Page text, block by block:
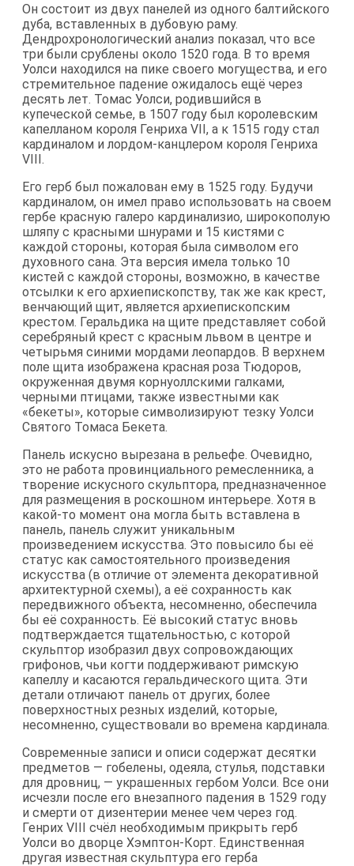
Он состоит из двух панелей из одного балтийского
дуба, вставленных в дубовую раму.
Дендрохронологический анализ показал, что все
три были срублены около 1520 года. В то время
Уолси находился на пике своего могущества, и его
стремительное падение ожидалось ещё через
десять лет. Томас Уолси, родившийся в
купеческой семье, в 1507 году был королевским
капелланом короля Генриха VII, а к 1515 году стал
кардиналом и лордом-канцлером короля Генриха
VIII.
Его герб был пожалован ему в 1525 году. Будучи
кардиналом, он имел право использовать на своем
гербе красную галеро кардинализио, широкополую
шляпу с красными шнурами и 15 кистями с
каждой стороны, которая была символом его
духовного сана. Эта версия имела только 10
кистей с каждой стороны, возможно, в качестве
отсылки к его архиепископству, так же как крест,
венчающий щит, является архиепископским
крестом. Геральдика на щите представляет собой
серебряный крест с красным львом в центре и
четырьмя синими мордами леопардов. В верхнем
поле щита изображена красная роза Тюдоров,
окруженная двумя корнуоллскими галками,
черными птицами, также известными как
«бекеты», которые символизируют тезку Уолси
Святого Томаса Бекета.
Панель искусно вырезана в рельефе. Очевидно,
это не работа провинциального ремесленника, а
творение искусного скульптора, предназначенное
для размещения в роскошном интерьере. Хотя в
какой-то момент она могла быть вставлена в
панель, панель служит уникальным
произведением искусства. Это повысило бы её
статус как самостоятельного произведения
искусства (в отличие от элемента декоративной
архитектурной схемы), а её сохранность как
передвижного объекта, несомненно, обеспечила
бы её сохранность. Её высокий статус вновь
подтверждается тщательностью, с которой
скульптор изобразил двух сопровождающих
грифонов, чьи когти поддерживают римскую
капеллу и касаются геральдического щита. Эти
детали отличают панель от других, более
поверхностных резных изделий, которые,
несомненно, существовали во времена кардинала.
Современные записи и описи содержат десятки
предметов — гобелены, одеяла, стулья, подставки
для дровниц, — украшенных гербом Уолси. Все они
исчезли после его внезапного падения в 1529 году
и смерти от дизентерии менее чем через год.
Генрих VIII счёл необходимым прикрыть герб
Уолси во дворце Хэмптон-Корт. Единственная
другая известная скульптура его герба